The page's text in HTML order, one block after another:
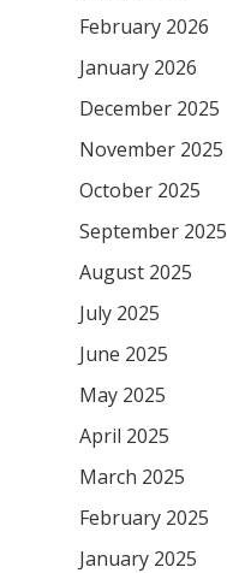
February 2026
January 2026
December 2025
November 2025
October 2025
September 2025
August 2025
July 2025
June 2025
May 2025
April 2025
March 2025
February 2025
January 2025